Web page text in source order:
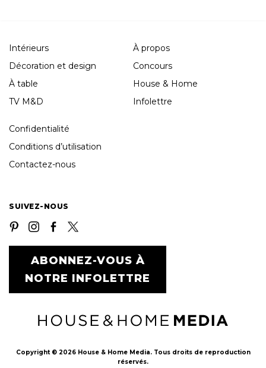
Intérieurs
Décoration et design
À table
TV M&D
À propos
Concours
House & Home
Infolettre
Confidentialité
Conditions d’utilisation
Contactez-nous
SUIVEZ-NOUS
ABONNEZ-VOUS À
NOTRE INFOLETTRE
Copyright © 2026 House & Home Media. Tous droits de reproduction
réservés.